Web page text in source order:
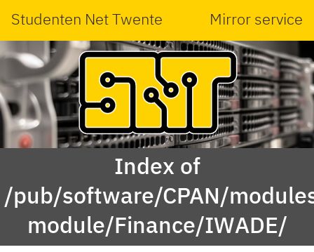
Studenten Net Twente Mirror service
Index of
/pub/software/CPAN/
module/Finance/IWADE/